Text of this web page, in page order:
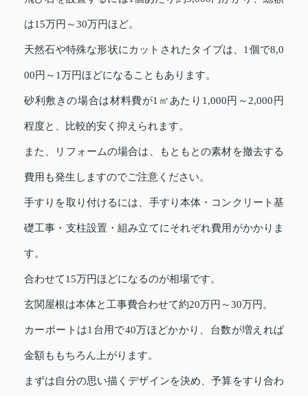
は15万円～30万円ほど。
天然石や特殊な形状にカットされたタイプは、1個で8,0
00円～1万円ほどになることもあります。
砂利敷きの場合は材料費が1㎡あたり1,000円～2,000円
程度と、比較的安く抑えられます。
また、リフォームの場合は、もともとの素材を撤去する
費用も発生しますのでご注意ください。
手すりを取り付けるには、手すり本体・コンクリート基
礎工事・支柱設置・組み立てにそれぞれ費用がかかりま
す。
合わせて15万円ほどになるのが相場です。
玄関屋根は本体と工事費合わせて約20万円～30万円。
カーポートは1台用で40万ほどかかり、台数が増えれば
金額ももちろん上がります。
まずは自分の思い描くデザインを決め、予算をすり合わ